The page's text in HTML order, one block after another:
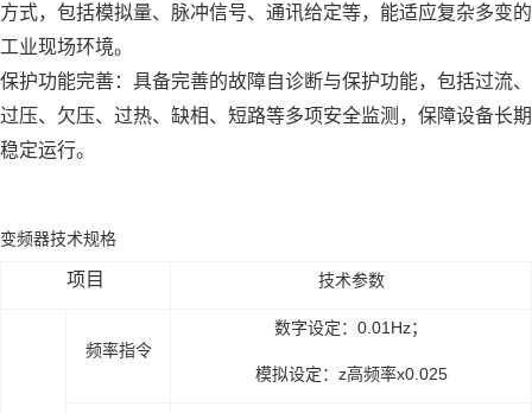
方式，包括模拟量、脉冲信号、通讯给定等，能适应复杂多变的
工业现场环境。
保护功能完善：具备完善的故障自诊断与保护功能，包括过流、
过压、欠压、过热、缺相、短路等多项安全监测，保障设备长期
稳定运行。
变频器技术规格
项目 技术参数
频率指令
数字设定：0.01Hz；
模拟设定：z高频率x0.025